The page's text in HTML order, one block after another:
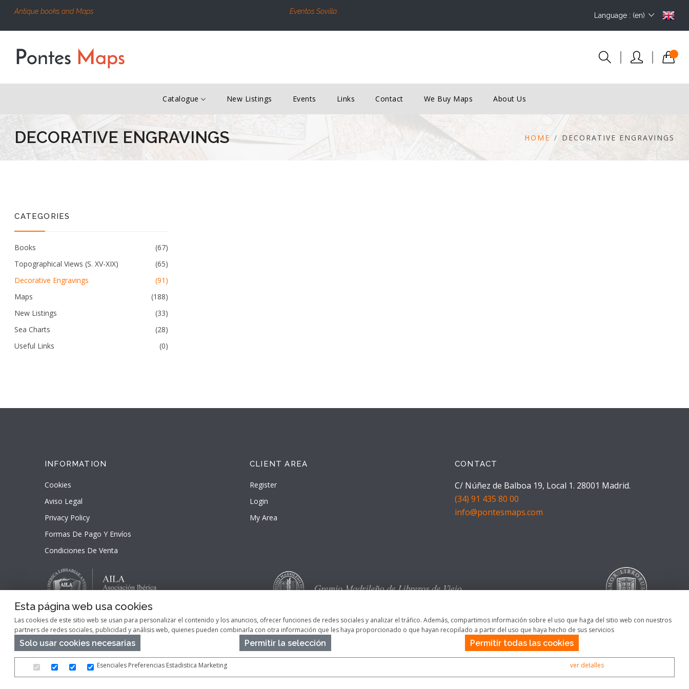
Antique books and Maps Eventos Sovilla Language : (en)
Catalogue New Listings Events Links Contact We Buy Maps About Us
DECORATIVE ENGRAVINGS HOME DECORATIVE ENGRAVINGS
CATEGORIES
Books
(67)
Topographical Views (S. XV-XIX)
(65)
Decorative Engravings
(91)
Maps
(188)
New Listings
(33)
Sea Charts
(28)
Useful Links
(0)
INFORMATION
Cookies
Aviso Legal
Privacy Policy
Formas De Pago Y Envíos
Condiciones De Venta
CLIENT AREA
Register
Login
My Area
CONTACT
C/ Núñez de Balboa 19, Local 1. 28001 Madrid.
(34) 91 435 80 00
info@pontesmaps.com
Copyright © 2026Pontes Maps
Esta página web usa cookies
Las cookies de este sitio web se usan para personalizar el contenido y los anuncios, ofrecer funciones de redes sociales y analizar el tráfico. Además, compartimos información sobre el uso que haga del sitio web con nuestros
partners de redes sociales, publicidad y análisis web, quienes pueden combinarla con otra información que les haya proporcionado o que hayan recopilado a partir del uso que haya hecho de sus servicios
Solo usar cookies necesarias Permitir la selección Permitir todas las cookies
Esenciales Preferencias Estadistica Marketing ver detalles